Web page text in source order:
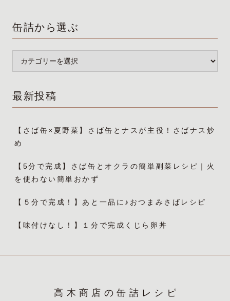
缶詰から選ぶ
最新投稿
【さば缶×夏野菜】さば缶とナスが主役！さばナス炒
め
【5分で完成】さば缶とオクラの簡単副菜レシピ｜火
を使わない簡単おかず
【５分で完成！】あと一品に♪おつまみさばレシピ
【味付けなし！】１分で完成くじら卵丼
高木商店の缶詰レシピ